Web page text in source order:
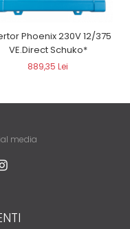
Phoenix 230V 12/375
VE.Direct Schuko*
889,35 Lei
media